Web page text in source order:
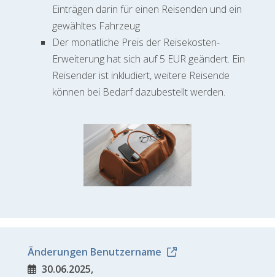
Einträgen darin für einen Reisenden und ein
gewähltes Fahrzeug
Der monatliche Preis der Reisekosten-
Erweiterung hat sich auf 5 EUR geändert. Ein
Reisender ist inkludiert, weitere Reisende
können bei Bedarf dazubestellt werden.
Änderungen Benutzername
30.06.2025,